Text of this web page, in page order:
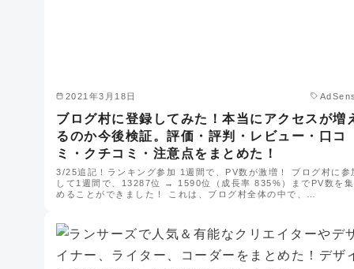
2021年3月18日
ブログ村に登録してみた！本当にアクセスが増
るのか今後検証。評価・評判・レビュー・口コ
ミ・クチコミ・注意点をまとめた！
3/25追記！ランキング参加 1週間で、PV数が激増！ ブログ村に参
して1週間で、13287位 → 1590位（成長率 835%）までPV数を集
めることができました！ これは、ブログ村全体の中で、…